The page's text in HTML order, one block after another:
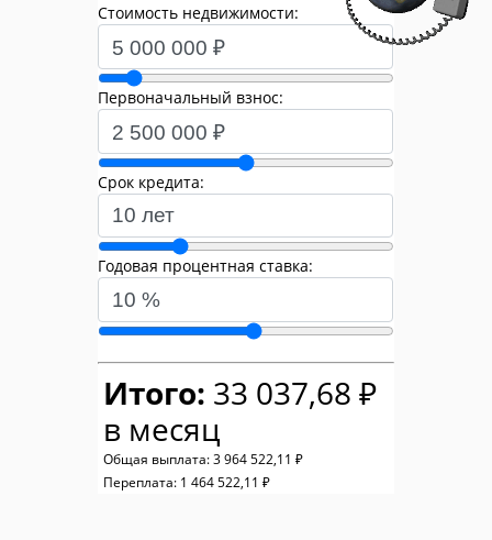
Стоимость недвижимости:
Первоначальный взнос:
Срок кредита:
Годовая процентная ставка:
Итого: 33 037,68 ₽
в месяц
Общая выплата: 3 964 522,11 ₽
Переплата: 1 464 522,11 ₽